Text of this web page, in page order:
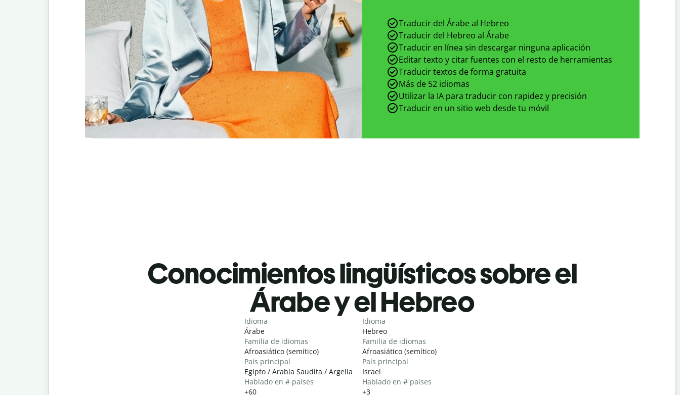
Traducir del Árabe al Hebreo
Traducir del Hebreo al Árabe
Traducir en línea sin descargar ninguna aplicación
Editar texto y citar fuentes con el resto de herramientas
Traducir textos de forma gratuita
Más de 52 idiomas
Utilizar la IA para traducir con rapidez y precisión
Traducir en un sitio web desde tu móvil
Conocimientos lingüísticos sobre el
Árabe y el Hebreo
Idioma
Árabe
Familia de idiomas
Afroasiático (semítico)
País principal
Egipto / Arabia Saudita / Argelia
Hablado en # países
+60
Idioma
Hebreo
Familia de idiomas
Afroasiático (semítico)
País principal
Israel
Hablado en # países
+3